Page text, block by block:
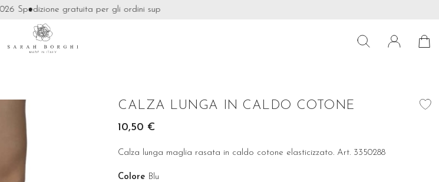
Spedizione gratuita per gli ordini superiori a 39€
CALZA LUNGA IN CALDO COTONE
10,50 €
Calza lunga maglia rasata in caldo cotone elasticizzato. Art. 3350288
Colore Blu